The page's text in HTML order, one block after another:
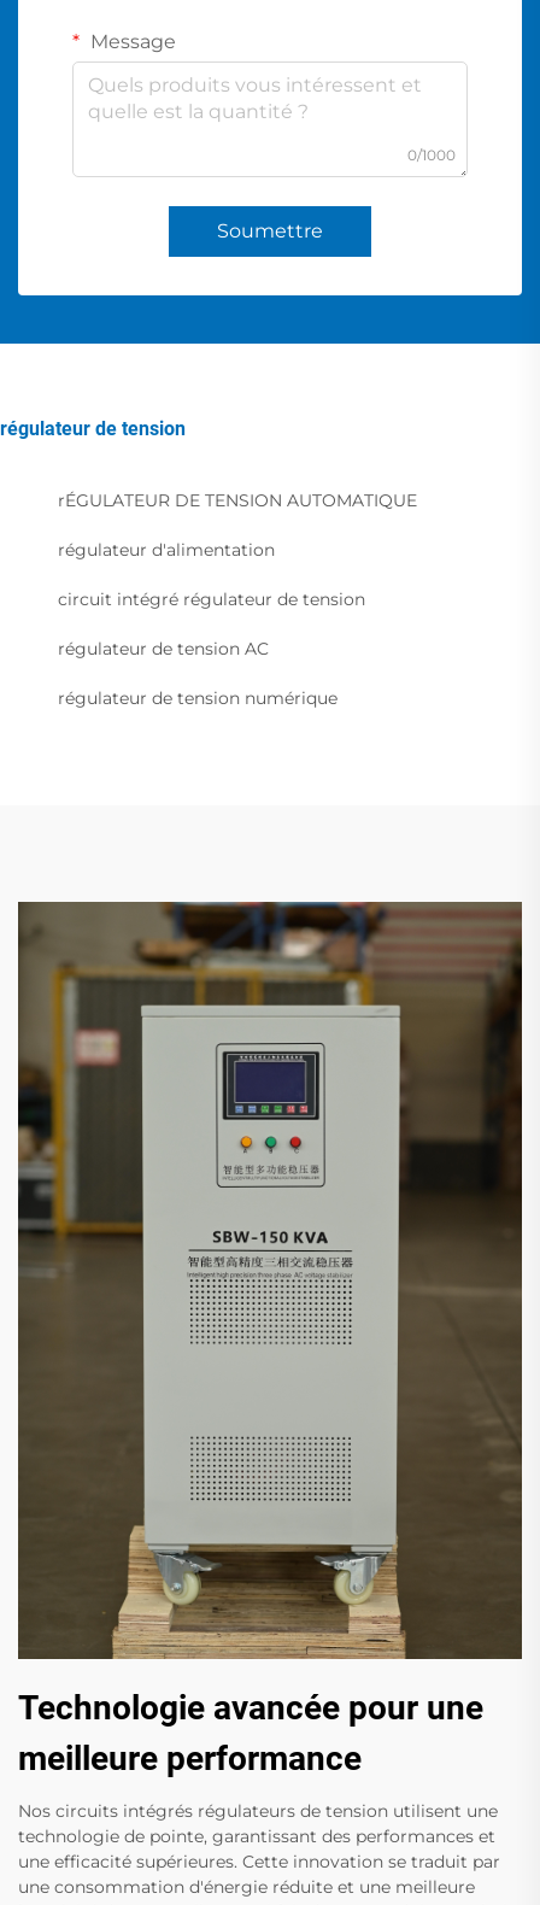
Message
0/1000
Soumettre
régulateur de tension
rÉGULATEUR DE TENSION AUTOMATIQUE
régulateur d'alimentation
circuit intégré régulateur de tension
régulateur de tension AC
régulateur de tension numérique
Technologie avancée pour une
meilleure performance
Nos circuits intégrés régulateurs de tension utilisent une
technologie de pointe, garantissant des performances et
une efficacité supérieures. Cette innovation se traduit par
une consommation d'énergie réduite et une meilleure